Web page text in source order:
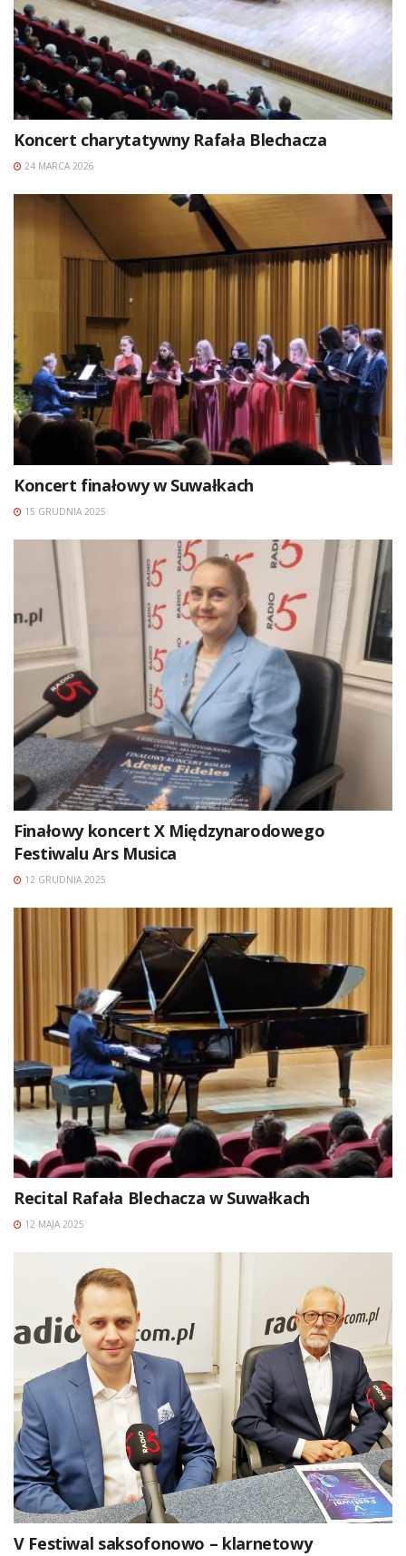
Koncert charytatywny Rafała Blechacza
24 MARCA 2026
Koncert finałowy w Suwałkach
15 GRUDNIA 2025
Finałowy koncert X Międzynarodowego
Festiwalu Ars Musica
12 GRUDNIA 2025
Recital Rafała Blechacza w Suwałkach
12 MAJA 2025
V Festiwal saksofonowo – klarnetowy